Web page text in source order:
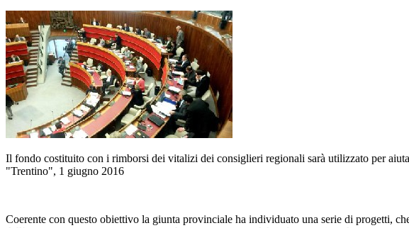
Il fondo costituito con i rimborsi dei vitalizi dei consiglieri regionali sarà utilizzato per
"Trentino", 1 giugno 2016
Coerente con questo obiettivo la giunta provinciale ha individuato una serie di progetti,